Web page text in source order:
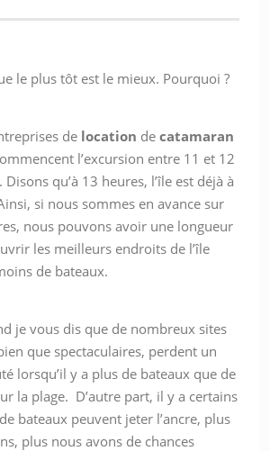
le plus tôt est le mieux. Pourquoi ?
de location decatamaran
l’excursion entre 11 et 12
qu’à 13 heures, l’île est déjà à
si nous sommes en avance sur
nous pouvons avoir une longueur
les meilleurs endroits de l’île
de bateaux.
je vous dis que de nombreux sites
que spectaculaires, perdent un
lorsqu’il y a plus de bateaux que de
la plage. D’autre part, il y a certains
bateaux peuvent jeter l’ancre, plus
plus nous avons de chances